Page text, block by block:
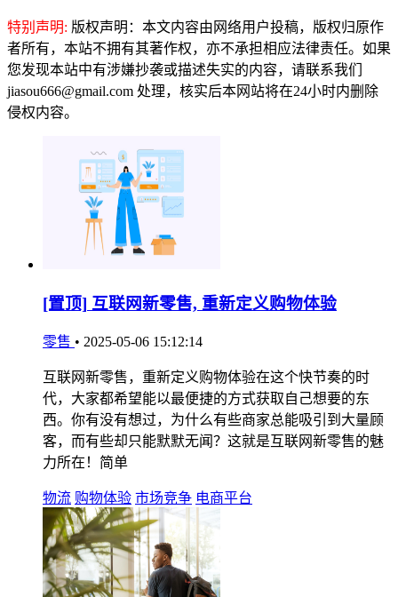
特别声明: 版权声明：本文内容由网络用户投稿，版权归原作
者所有，本站不拥有其著作权，亦不承担相应法律责任。如果
您发现本站中有涉嫌抄袭或描述失实的内容，请联系我们
jiasou666@gmail.com 处理，核实后本网站将在24小时内删除
侵权内容。
[置顶] 互联网新零售, 重新定义购物体验
零售 • 2025-05-06 15:12:14
互联网新零售，重新定义购物体验在这个快节奏的时
代，大家都希望能以最便捷的方式获取自己想要的东
西。你有没有想过，为什么有些商家总能吸引到大量顾
客，而有些却只能默默无闻？这就是互联网新零售的魅
力所在！简单
物流 购物体验 市场竞争 电商平台